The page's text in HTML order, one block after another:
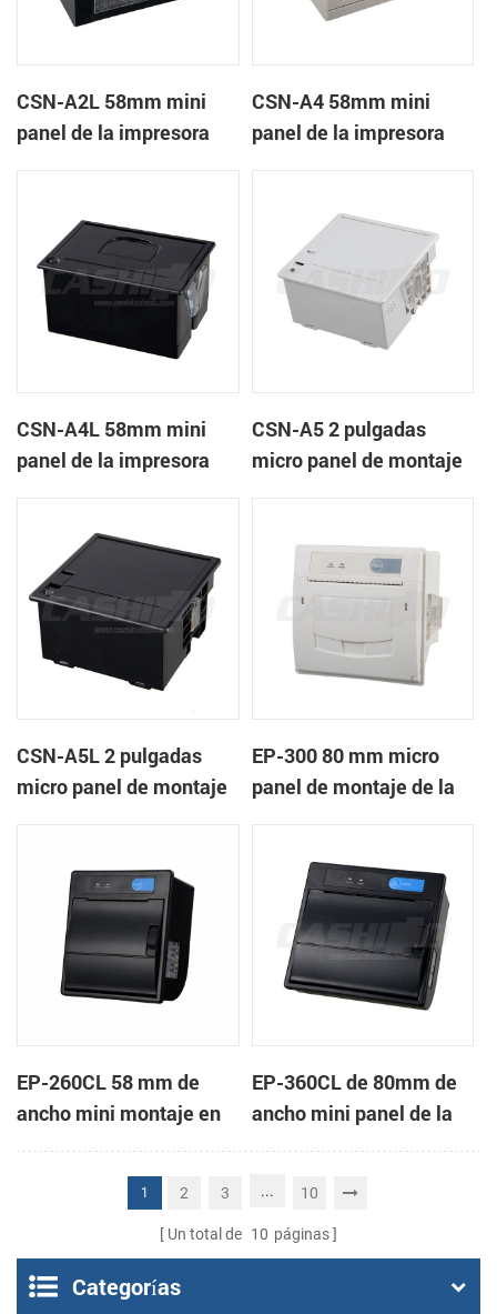
CSN-A2L 58mm mini
panel de la impresora
CSN-A4 58mm mini
panel de la impresora
CSN-A4L 58mm mini
panel de la impresora
CSN-A5 2 pulgadas
micro panel de montaje
CSN-A5L 2 pulgadas
micro panel de montaje
EP-300 80 mm micro
panel de montaje de la
EP-260CL 58 mm de
ancho mini montaje en
panel de la impresora
térmica con auto-
EP-360CL de 80mm de
ancho mini panel de la
impresora térmica con
1 2 3 ... 10
Un total de 10 páginas
Categorías